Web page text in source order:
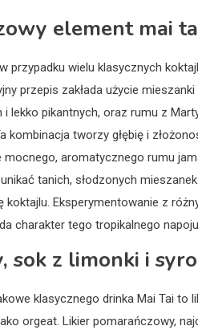
element mai
przypadku wielu klasycznych
przepis zakłada użycie
lekko pikantnych, oraz rumu z
kombinacja tworzy głębię i
mocnego, aromatycznego rumu
tanich, słodzonych
koktajlu. Eksperymentowanie z
charakter tego tropikalnego
sok z limonki i
klasycznego drinka Mai Tai to
orgeat. Likier pomarańczowy,